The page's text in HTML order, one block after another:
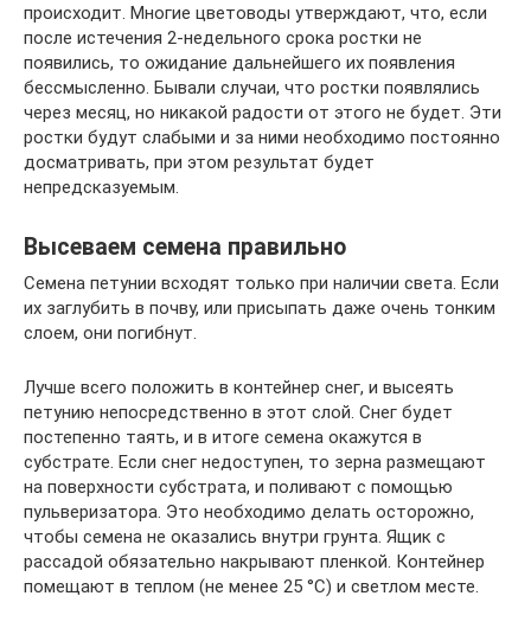
происходит. Многие цветоводы утверждают, что, если
после истечения 2-недельного срока ростки не
появились, то ожидание дальнейшего их появления
бессмысленно. Бывали случаи, что ростки появлялись
через месяц, но никакой радости от этого не будет. Эти
ростки будут слабыми и за ними необходимо постоянно
досматривать, при этом результат будет
непредсказуемым.
Высеваем семена правильно
Семена петунии всходят только при наличии света. Если
их заглубить в почву, или присыпать даже очень тонким
слоем, они погибнут.
Лучше всего положить в контейнер снег, и высеять
петунию непосредственно в этот слой. Снег будет
постепенно таять, и в итоге семена окажутся в
субстрате. Если снег недоступен, то зерна размещают
на поверхности субстрата, и поливают с помощью
пульверизатора. Это необходимо делать осторожно,
чтобы семена не оказались внутри грунта. Ящик с
рассадой обязательно накрывают пленкой. Контейнер
помещают в теплом (не менее 25 °С) и светлом месте.